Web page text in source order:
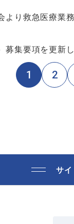
より救急医療業
募集要項を更新
1 2
サイ